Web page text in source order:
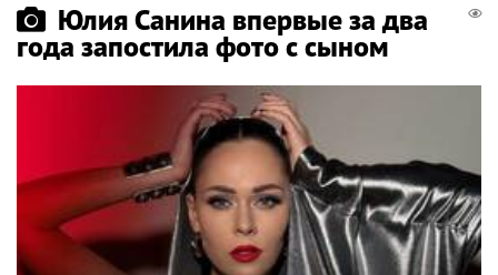
Юлия Санина впервые за два
года запостила фото с сыном